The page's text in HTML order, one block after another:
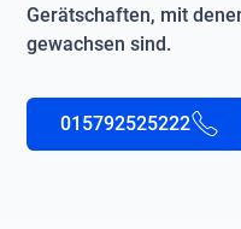
Gerätschaften, mit
gewachsen sind.
015792525222